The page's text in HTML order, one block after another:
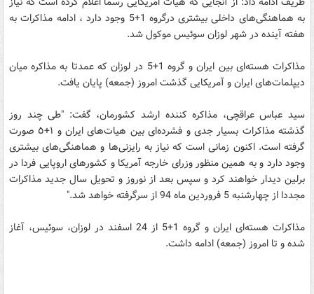
به هماهنگی‌های داخلی بیشتری درگروه 1+5 وجود دارد ، ادامه مذاکرات به
هفته آینده در شهر لوزان سوئیس موکول شد.
مذاکرات هسته‌ای بین ایران و گروه 1+5 در لوزان که عمدتا به مذاکره میان
دیپلمات‌های ایران و آمریکایی گذشت امروز (جمعه) پایان یافت.
سید عباس عراقچی، مذاکره کننده ارشد کشورمان، گفت: "طی چند روز
گذشته مذاکرات بسیار جدی و فشرده‌ای بین هیات‌های ایران و ١+٥ صورت
گرفته است. اکنون زمانی است که نیاز به رایزنی‌ها و هماهنگی‌های بیشتری
وجود دارد و به همین منظور وزرای خارجه آمریکا و کشورهای اروپایی فردا در
برلین دیدار خواهند کرد و سپس بعد از نوروز و تحویل سال جدید مذاکرات
مجددا از چهارشنبه 5 فروردین ماه 94 از سرگرفته خواهد شد."
مذاکرات هسته‌ای ایران و گروه 1+5 از 24 اسفند در لوزان، سوئیس، آغاز
شده و تا امروز (جمعه) ادامه داشت.